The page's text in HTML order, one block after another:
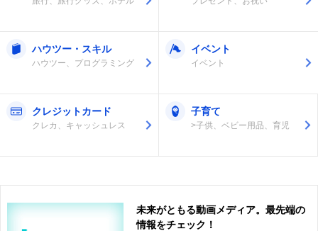
ハウツー・スキル
ハウツー、プログラミング
イベント
イベント
クレジットカード
クレカ、キャッシュレス
子育て
>子供、ベビー用品、育児
未来がともる動画メディア。最先端の
情報をチェック！